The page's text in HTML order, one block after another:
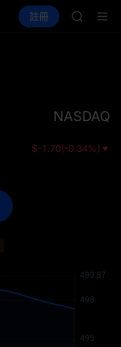
UNITREE 理財
註冊
HFT
ACE
SPCX
NASDAQ
$-1.70(-0.34%)